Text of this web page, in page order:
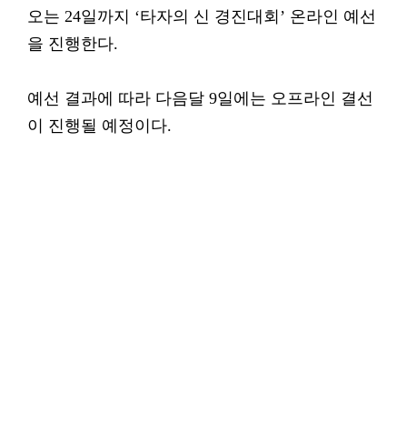
오는 24일까지 ‘타자의 신 경진대회’ 온라인 예선
을 진행한다.
예선 결과에 따라 다음달 9일에는 오프라인 결선
이 진행될 예정이다.